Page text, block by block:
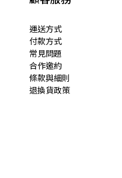
運送方式
付款方式
常見問題
合作邀約
條款與細則
退換貨政策